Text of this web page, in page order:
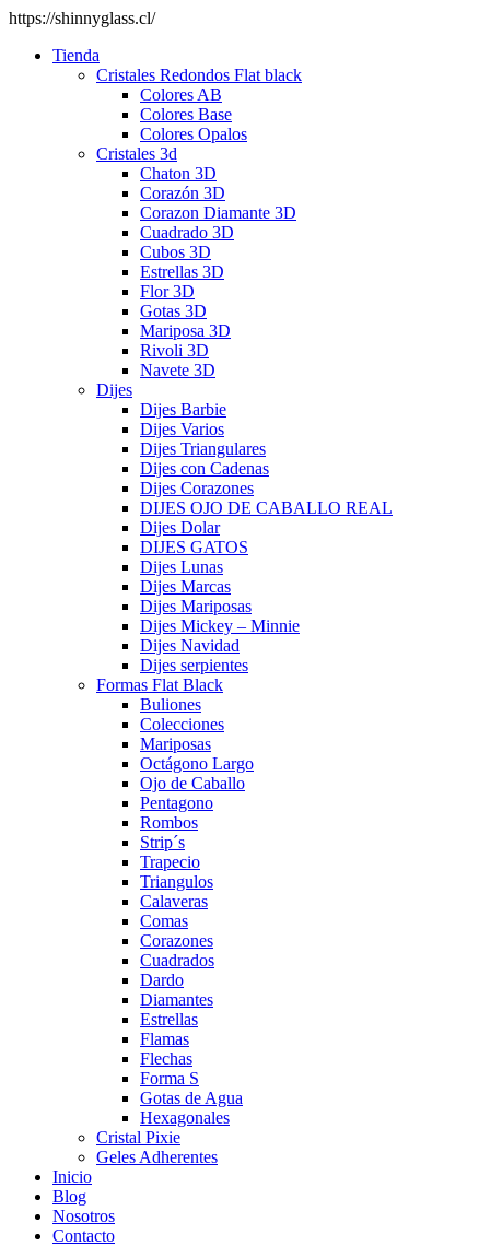
https://shinnyglass.cl/
Tienda
Cristales Redondos Flat black
Colores AB
Colores Base
Colores Opalos
Cristales 3d
Chaton 3D
Corazón 3D
Corazon Diamante 3D
Cuadrado 3D
Cubos 3D
Estrellas 3D
Flor 3D
Gotas 3D
Mariposa 3D
Rivoli 3D
Navete 3D
Dijes
Dijes Barbie
Dijes Varios
Dijes Triangulares
Dijes con Cadenas
Dijes Corazones
DIJES OJO DE CABALLO REAL
Dijes Dolar
DIJES GATOS
Dijes Lunas
Dijes Marcas
Dijes Mariposas
Dijes Mickey – Minnie
Dijes Navidad
Dijes serpientes
Formas Flat Black
Buliones
Colecciones
Mariposas
Octágono Largo
Ojo de Caballo
Pentagono
Rombos
Strip´s
Trapecio
Triangulos
Calaveras
Comas
Corazones
Cuadrados
Dardo
Diamantes
Estrellas
Flamas
Flechas
Forma S
Gotas de Agua
Hexagonales
Cristal Pixie
Geles Adherentes
Inicio
Blog
Nosotros
Contacto